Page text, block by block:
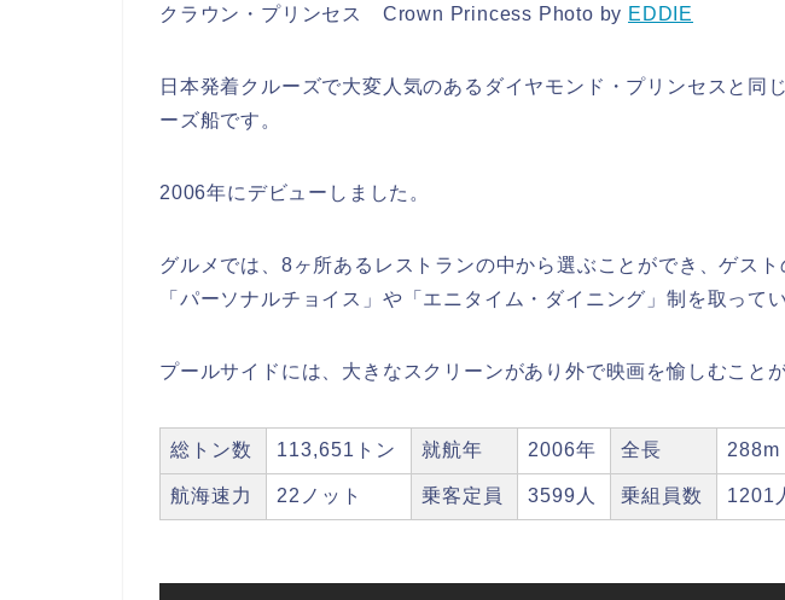
クラウン・プリンセス Crown Princess Photo by EDDIE
日本発着クルーズで大変人気のあるダイヤモンド・プリンセスと同
ーズ船です。
2006年にデビューしました。
グルメでは、8ヶ所あるレストランの中から選ぶことができ、ゲス
「パーソナルチョイス」や「エニタイム・ダイニング」制を取ってい
プールサイドには、大きなスクリーンがあり外で映画を愉しむこと
総トン数 113,651トン 就航年 2006年 全長 288m
航海速力 22ノット 乗客定員 3599人 乗組員数 1201